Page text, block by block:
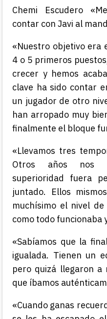
Chemi Escudero
contar con Javi al
«Nuestro objetivo era
4 o 5 primeros
crecer y hemos
clave ha sido contar
un jugador de otro
han arropado muy
finalmente el bloque
«Llevamos tres
Otros años nos
superioridad fuera
juntado. Ellos
muchísimo el nivel
como todo funcionaba
«Sabíamos que la
igualada. Tienen un
pero quizá llegaron a
que íbamos
«Cuando ganas